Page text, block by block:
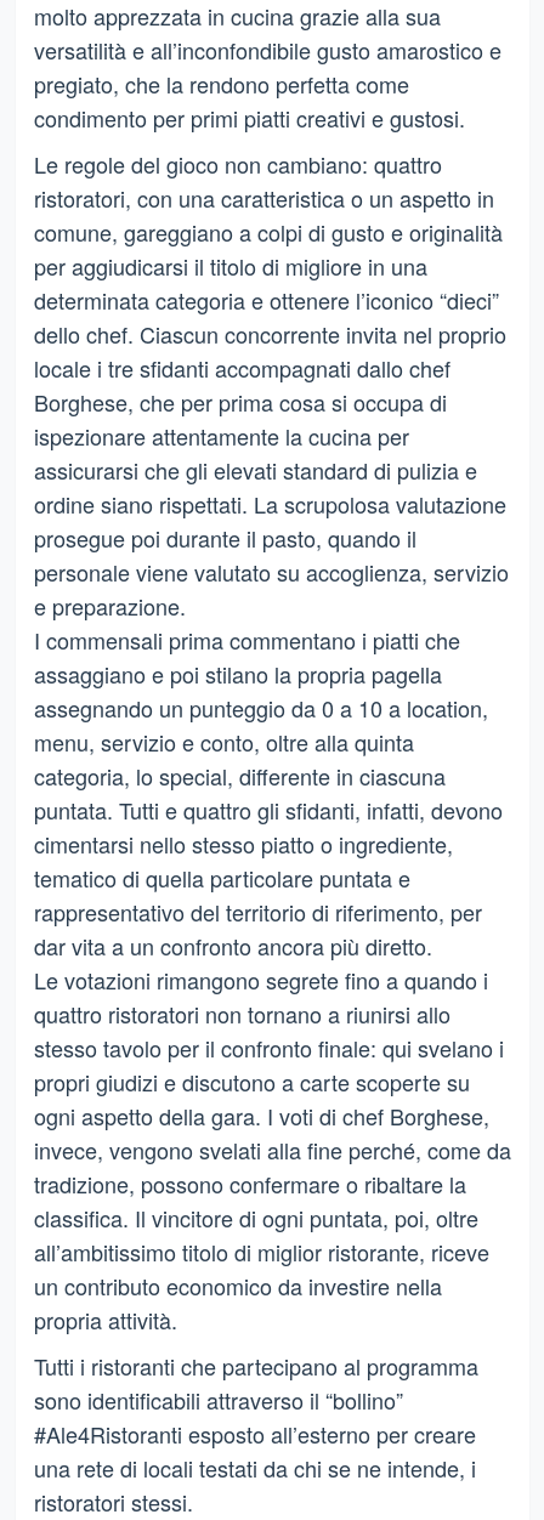
molto apprezzata in cucina grazie alla sua
versatilità e all’inconfondibile gusto amarostico e
pregiato, che la rendono perfetta come
condimento per primi piatti creativi e gustosi.
Le regole del gioco non cambiano: quattro
ristoratori, con una caratteristica o un aspetto in
comune, gareggiano a colpi di gusto e originalità
per aggiudicarsi il titolo di migliore in una
determinata categoria e ottenere l’iconico “dieci”
dello chef. Ciascun concorrente invita nel proprio
locale i tre sfidanti accompagnati dallo chef
Borghese, che per prima cosa si occupa di
ispezionare attentamente la cucina per
assicurarsi che gli elevati standard di pulizia e
ordine siano rispettati. La scrupolosa valutazione
prosegue poi durante il pasto, quando il
personale viene valutato su accoglienza, servizio
e preparazione.
I commensali prima commentano i piatti che
assaggiano e poi stilano la propria pagella
assegnando un punteggio da 0 a 10 a location,
menu, servizio e conto, oltre alla quinta
categoria, lo special, differente in ciascuna
puntata. Tutti e quattro gli sfidanti, infatti, devono
cimentarsi nello stesso piatto o ingrediente,
tematico di quella particolare puntata e
rappresentativo del territorio di riferimento, per
dar vita a un confronto ancora più diretto.
Le votazioni rimangono segrete fino a quando i
quattro ristoratori non tornano a riunirsi allo
stesso tavolo per il confronto finale: qui svelano i
propri giudizi e discutono a carte scoperte su
ogni aspetto della gara. I voti di chef Borghese,
invece, vengono svelati alla fine perché, come da
tradizione, possono confermare o ribaltare la
classifica. Il vincitore di ogni puntata, poi, oltre
all’ambitissimo titolo di miglior ristorante, riceve
un contributo economico da investire nella
propria attività.
Tutti i ristoranti che partecipano al programma
sono identificabili attraverso il “bollino”
#Ale4Ristoranti esposto all’esterno per creare
una rete di locali testati da chi se ne intende, i
ristoratori stessi.